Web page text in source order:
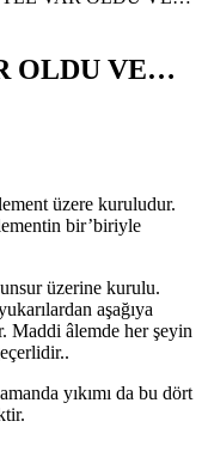
OLDU VE…
üzere kuruludur.
bir’biriyle
üzerine kurulu.
aşağıya
Maddi âlemde her şeyin
yıkımı da bu dört